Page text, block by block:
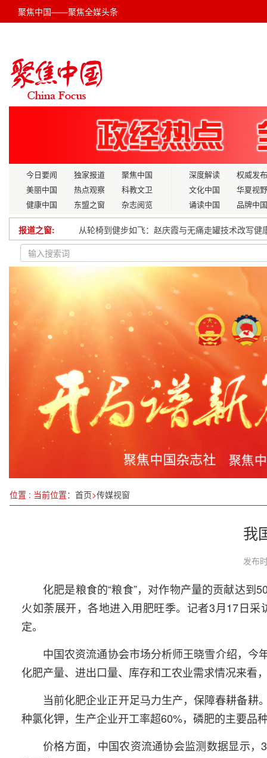
聚焦中国——聚焦全媒头条
今日要闻 独家报道
聚焦中国
美丽中国
热点观察
科教文卫
健康中国
东盟之窗 杂志阅览
深度解读
权威发布
文化中国
华夏视野
诵读中国
品牌中国
报道之窗:
生产线上的新力量∣数字“新蓝领”
5G + 心脏猝死防救治项目入选工信部全国优秀项目
核磁共振下的腰肌劳损
四部门联合印发意见打击证券期货违法犯罪活动
黄河凌汛期结束 未发生凌汛灾害
“窑”约“荟”聚 万彩天成
国家发改委、能源局印发煤电低碳改造方案
江苏盐城召开“3·15”国际消费者权益日新闻发布会
从轮椅到健步如飞：赵庆霞与无痛走罐技术改写健
位置 : 当前位置： 首页>传媒视窗
我
发布
化肥是粮食的“粮食”，对作物产量的贡献达
火如荼展开，各地进入用肥旺季。记者3月17日
定。
中国农资流通协会市场分析师王晓雪介绍，今
化肥产量、进出口量、库存和工农业需求情况来看
当前化肥企业正开足马力生产，保障春耕备耕
种氯化钾，生产企业开工率超60%，磷肥的主要品
价格方面，中国农资流通协会监测数据显示